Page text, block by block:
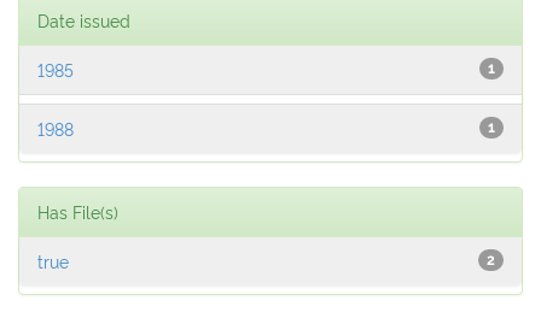
Date issued
1
1985
1
1988
Has File(s)
2
true